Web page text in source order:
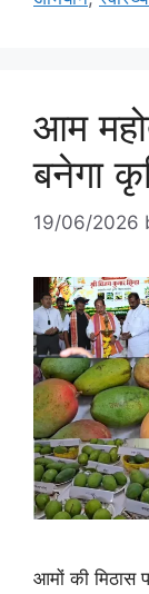
आम
बनेगा
19/06/2026
आमों की मिठास